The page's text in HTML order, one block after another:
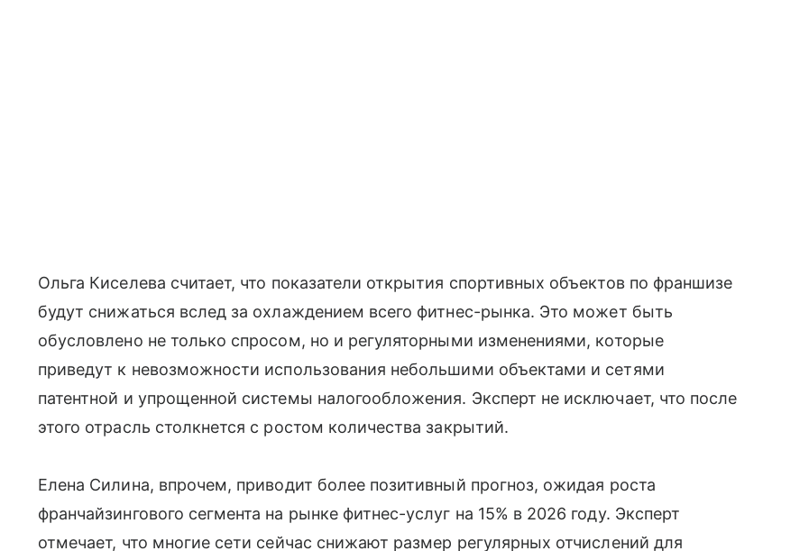
Ольга Киселева считает, что показатели открытия спортивных объектов по франшизе
будут снижаться вслед за охлаждением всего фитнес-рынка. Это может быть
обусловлено не только спросом, но и регуляторными изменениями, которые
приведут к невозможности использования небольшими объектами и сетями
патентной и упрощенной системы налогообложения. Эксперт не исключает, что после
этого отрасль столкнется с ростом количества закрытий.
Елена Силина, впрочем, приводит более позитивный прогноз, ожидая роста
франчайзингового сегмента на рынке фитнес-услуг на 15% в 2026 году. Эксперт
отмечает, что многие сети сейчас снижают размер регулярных отчислений для